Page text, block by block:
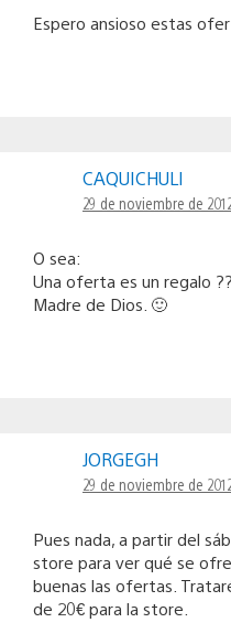
Espero ansioso estas
CAQUICHULI
29 de noviembre de
O sea:
Una oferta es un regalo ??
Madre de Dios. 🙂
JORGEGH
29 de noviembre de
Pues nada, a partir del
store para ver qué se
buenas las ofertas.
de 20€ para la store.